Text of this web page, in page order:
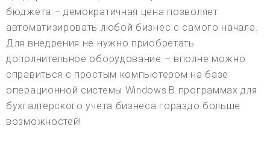
бюджета – демократичная цена позволяет
автоматизировать любой бизнес с самого начала.
Для внедрения не нужно приобретать
дополнительное оборудование – вполне можно
справиться с простым компьютером на базе
операционной системы Windows.В программах для
бухгалтерского учета бизнеса гораздо больше
возможностей!